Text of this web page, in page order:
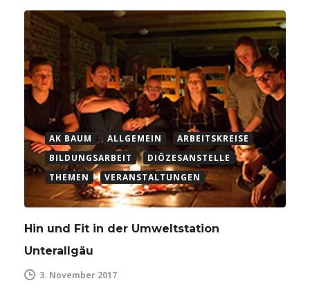
AK BAUM ALLGEMEIN
ARBEITSKREISE
BILDUNGSARBEIT
DIÖZESANSTELLE
THEMEN
VERANSTALTUNGEN
Hin und Fit in der Umweltstation
Unterallgäu
3. November 2017